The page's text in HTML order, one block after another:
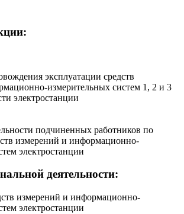
эксплуатации средств
измерительных систем 1, 2 и 3
электростанции
подчиненных работников по
измерений и информационно-
электростанции
деятельности:
измерений и информационно-
электростанции